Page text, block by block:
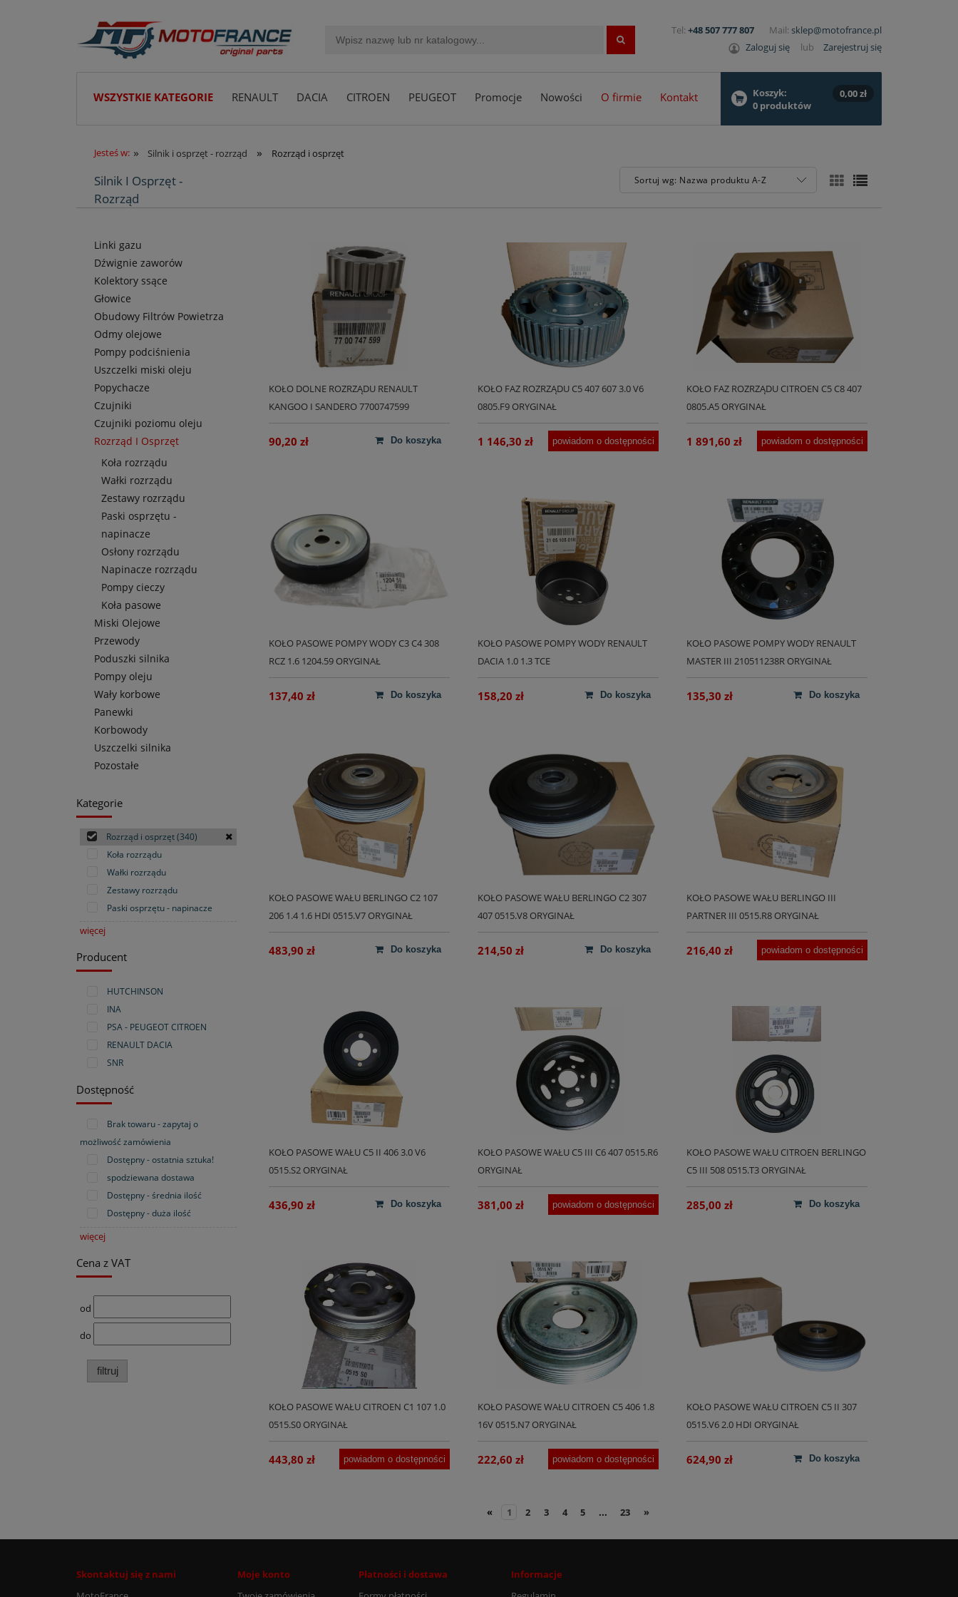
Tel: +48 507 777 807 Mail: sklep@motofrance.pl
Zaloguj się
lub Zarejestruj się
WSZYSTKIE KATEGORIE RENAULT DACIA CITROEN PEUGEOT Promocje Nowości O firmie Kontakt
Koszyk:
0 produktów
0,00 zł
Jesteś w: » Silnik i osprzęt - rozrząd » Rozrząd i osprzęt
Silnik I Osprzęt -
Rozrząd
Linki gazu
Dźwignie zaworów
Kolektory ssące
Głowice
Obudowy Filtrów Powietrza
Odmy olejowe
Pompy podciśnienia
Uszczelki miski oleju
Popychacze
Czujniki
Czujniki poziomu oleju
Rozrząd I Osprzęt
Koła rozrządu
Wałki rozrządu
Zestawy rozrządu
Paski osprzętu -
napinacze
Osłony rozrządu
Napinacze rozrządu
Pompy cieczy
Koła pasowe
Miski Olejowe
Przewody
Poduszki silnika
Pompy oleju
Wały korbowe
Panewki
Korbowody
Uszczelki silnika
Pozostałe
Kategorie
Rozrząd i osprzęt(340)
Koła rozrządu
Wałki rozrządu
Zestawy rozrządu
Paski osprzętu - napinacze
więcej
Producent
HUTCHINSON
INA
PSA - PEUGEOT CITROEN
RENAULT DACIA
SNR
Dostępność
Brak towaru - zapytaj o
możliwość zamówienia
Dostępny - ostatnia sztuka!
spodziewana dostawa
Dostępny - średnia ilość
Dostępny - duża ilość
więcej
Cena z VAT
od
do
filtruj
Sortuj wg: Nazwa produktu A-Z
KOŁO DOLNE ROZRZĄDU RENAULT
KANGOO I SANDERO 7700747599
ORYGINAŁ
90,20 zł do koszyka
KOŁO FAZ ROZRZĄDU C5 407 607 3.0 V6
0805.F9 ORYGINAŁ
1 146,30 zł powiadom o dostępności
KOŁO FAZ ROZRZĄDU CITROEN C5 C8 407
0805.A5 ORYGINAŁ
1 891,60 zł powiadom o dostępności
KOŁO PASOWE POMPY WODY C3 C4 308
RCZ 1.6 1204.59 ORYGINAŁ
137,40 zł do koszyka
KOŁO PASOWE POMPY WODY RENAULT
DACIA 1.0 1.3 TCE
158,20 zł do koszyka
KOŁO PASOWE POMPY WODY RENAULT
MASTER III 210511238R ORYGINAŁ
135,30 zł do koszyka
KOŁO PASOWE WAŁU BERLINGO C2 107
206 1.4 1.6 HDI 0515.V7 ORYGINAŁ
483,90 zł do koszyka
KOŁO PASOWE WAŁU BERLINGO C2 307
407 0515.V8 ORYGINAŁ
214,50 zł do koszyka
KOŁO PASOWE WAŁU BERLINGO III
PARTNER III 0515.R8 ORYGINAŁ
216,40 zł powiadom o dostępności
KOŁO PASOWE WAŁU C5 II 406 3.0 V6
0515.S2 ORYGINAŁ
436,90 zł do koszyka
KOŁO PASOWE WAŁU C5 III C6 407 0515.R6
ORYGINAŁ
381,00 zł powiadom o dostępności
KOŁO PASOWE WAŁU CITROEN BERLINGO
C5 III 508 0515.T3 ORYGINAŁ
285,00 zł do koszyka
KOŁO PASOWE WAŁU CITROEN C1 107 1.0
0515.S0 ORYGINAŁ
443,80 zł powiadom o dostępności
KOŁO PASOWE WAŁU CITROEN C5 406 1.8
16V 0515.N7 ORYGINAŁ
222,60 zł powiadom o dostępności
KOŁO PASOWE WAŁU CITROEN C5 II 307
0515.V6 2.0 HDI ORYGINAŁ
624,90 zł do koszyka
« 1 2 3 4 5 ... 23 »
Skontaktuj się z nami
Moje konto
Płatności i dostawa
Informacje